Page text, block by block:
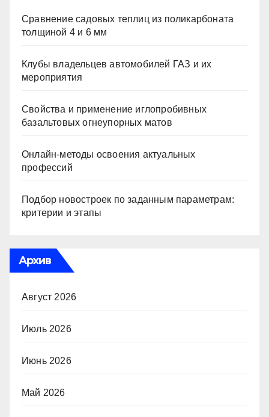
Сравнение садовых теплиц из поликарбоната
толщиной 4 и 6 мм
Клубы владельцев автомобилей ГАЗ и их
мероприятия
Свойства и применение иглопробивных
базальтовых огнеупорных матов
Онлайн-методы освоения актуальных
профессий
Подбор новостроек по заданным параметрам:
критерии и этапы
Архив
Август 2026
Июль 2026
Июнь 2026
Май 2026